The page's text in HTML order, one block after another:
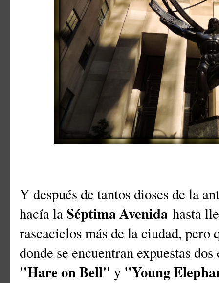
Y después de tantos dioses de la
hacía la Séptima Avenida hasta
rascacielos más de la ciudad,
donde se encuentran expuestas
"Hare on Bell" y "Young